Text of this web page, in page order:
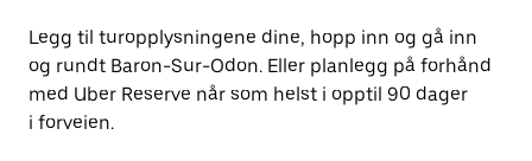
Legg til turopplysningene dine, hopp inn og gå inn
og rundt Baron-Sur-Odon. Eller planlegg på forhånd
med Uber Reserve når som helst i opptil 90 dager
i forveien.